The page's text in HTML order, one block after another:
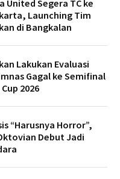
United Segera TC ke
Launching Tim
di Bangkalan
Lakukan Evaluasi
Gagal ke Semifinal
Cup 2026
“Harusnya Horror”,
Debut Jadi